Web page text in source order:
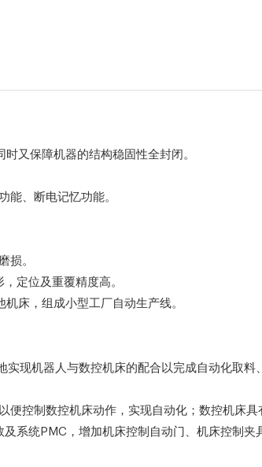
又保障机器的结构稳固性全封闭。
能、断电记忆功能。
损。
定位及重覆精度高。
床，组成小型工厂自动生产线。
现机器人与数控机床的配合以完成自动化取
控制数控机床动作，实现自动化；数控机床具
系统PMC，增加机床控制自动门、机床控制